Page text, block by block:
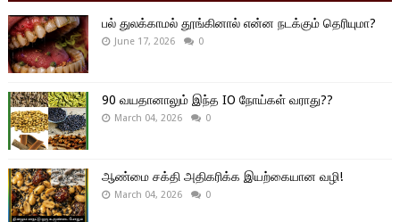
பல் துலக்காமல் தூங்கினால் என்ன நடக்கும் தெரியுமா?
June 17, 2026 0
90 வயதானாலும் இந்த IO நோய்கள் வராது??
March 04, 2026 0
ஆண்மை சக்தி அதிகரிக்க இயற்கையான வழி!
March 04, 2026 0